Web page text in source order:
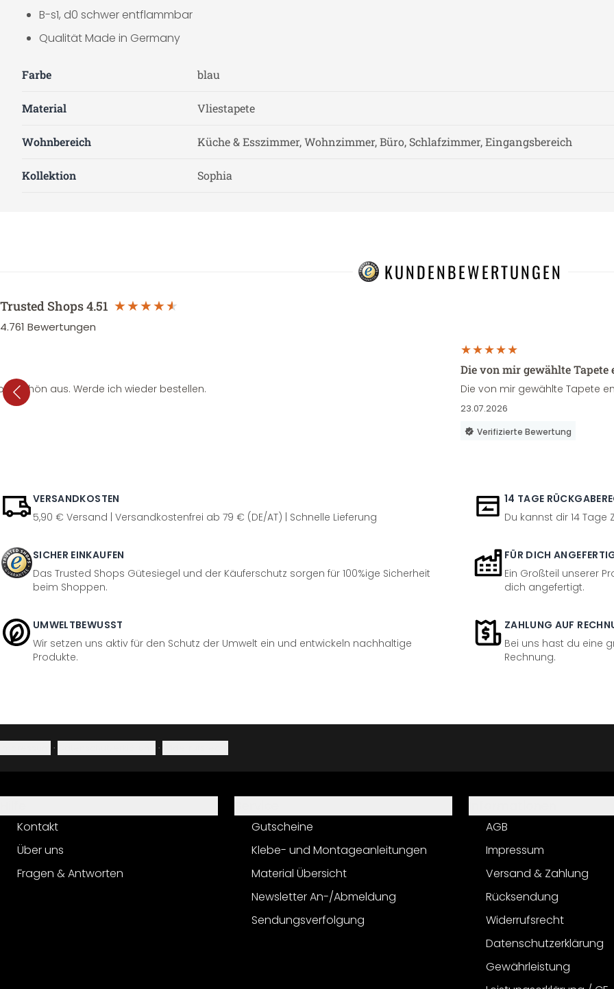
B-s1, d0 schwer entflammbar
Qualität Made in Germany
Farbe blau
Material Vliestapete
Wohnbereich Küche & Esszimmer, Wohnzimmer, Büro, Schlafzimmer, Eingangsbereich
Kollektion Sophia
KUNDENBEWERTUNGEN
Trusted Shops4.51
4.761 Bewertungen
schön aus. Werde ich wieder bestellen.
Die von mir gewählte
Die von mir gewählte Tapete
23.07.2026
Verifizierte Bewertung
VERSANDKOSTEN
5,90 € Versand | Versandkostenfrei ab 79 € (DE/AT) | Schnelle Lieferung
14 TAGE
Du kannst dir 14
SICHER EINKAUFEN
Das Trusted Shops Gütesiegel und der Käuferschutz sorgen für 100%ige Sicherheit
beim Shoppen.
FÜR DICH
Ein Großteil unserer
dich angefertigt.
UMWELTBEWUSST
Wir setzen uns aktiv für den Schutz der Umwelt ein und entwickeln nachhaltige
Produkte.
ZAHLUNG AUF
Bei uns hast du eine
Rechnung.
· ·
Kontakt
Über uns
Fragen & Antworten
Gutscheine
Klebe- und Montageanleitungen
Material Übersicht
Newsletter An-/Abmeldung
Sendungsverfolgung
AGB
Impressum
Versand & Zahlung
Rücksendung
Widerrufsrecht
Datenschutzerklärung
Gewährleistung